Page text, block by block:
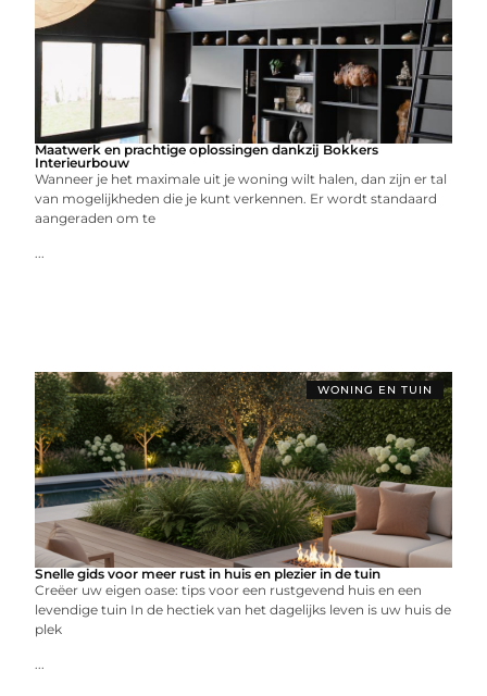
Maatwerk en prachtige oplossingen dankzij Bokkers
Interieurbouw
Wanneer je het maximale uit je woning wilt halen, dan zijn er tal
van mogelijkheden die je kunt verkennen. Er wordt standaard
aangeraden om te
...
WONING EN TUIN
Snelle gids voor meer rust in huis en plezier in de tuin
Creëer uw eigen oase: tips voor een rustgevend huis en een
levendige tuin In de hectiek van het dagelijks leven is uw huis de
plek
...